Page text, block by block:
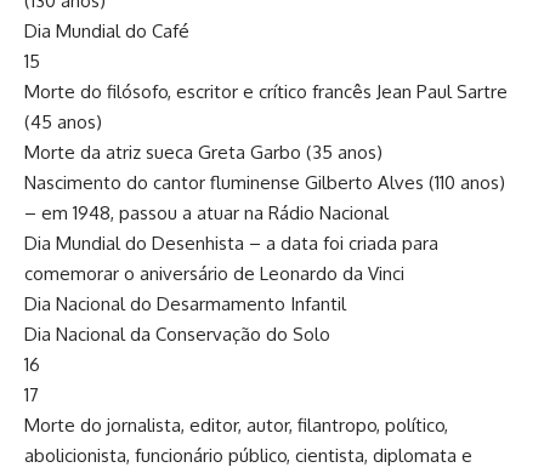
Dia Mundial do Café
15
Morte do filósofo, escritor e crítico francês Jean Paul Sartre
(45 anos)
Morte da atriz sueca Greta Garbo (35 anos)
Nascimento do cantor fluminense Gilberto Alves (110 anos)
– em 1948, passou a atuar na Rádio Nacional
Dia Mundial do Desenhista – a data foi criada para
comemorar o aniversário de Leonardo da Vinci
Dia Nacional do Desarmamento Infantil
Dia Nacional da Conservação do Solo
16
17
Morte do jornalista, editor, autor, filantropo, político,
abolicionista, funcionário público, cientista, diplomata e